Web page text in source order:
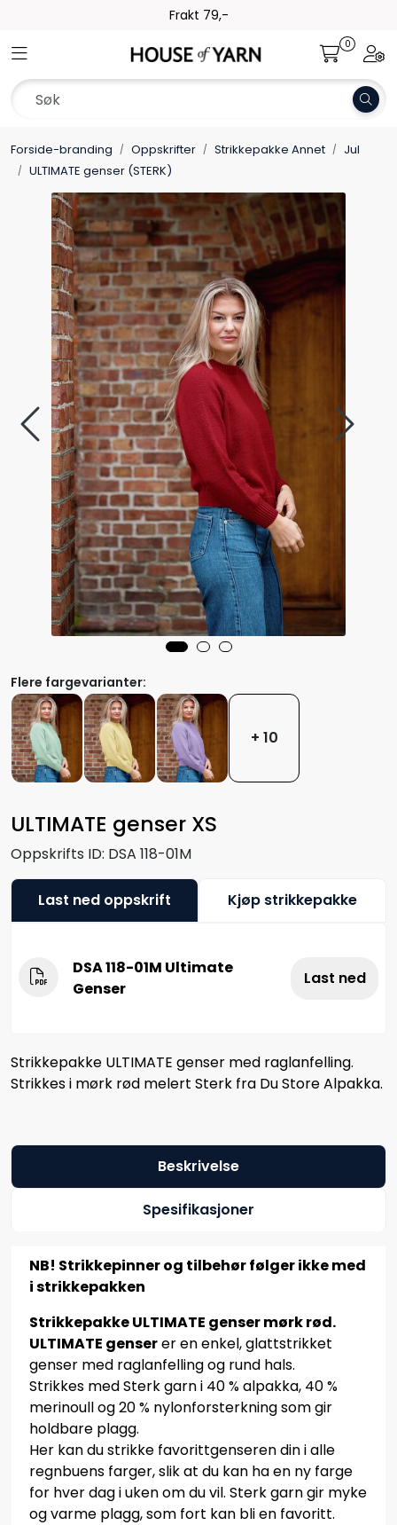
Frakt 79,-
Toggle navigation 0
Forside-branding Oppskrifter Strikkepakke Annet
Jul
ULTIMATE genser (STERK)
ULTIMATE genser XS
Oppskrifts ID: DSA 118-01M
Flere fargevarianter:
+ 10
Last ned oppskrift Kjøp strikkepakke
DSA 118-01M Ultimate
Genser
Last ned
Strikkepakke ULTIMATE genser med raglanfelling.
Strikkes i mørk rød melert Sterk fra Du Store Alpakka.
Beskrivelse
Spesifikasjoner
NB! Strikkepinner og tilbehør følger ikke med
i strikkepakken
Strikkepakke ULTIMATE genser mørk rød.
ULTIMATE genserer en enkel, glattstrikket
genser med raglanfelling og rund hals.
Strikkes med Sterk garn i 40 % alpakka, 40 %
merinoull og 20 % nylonforsterkning som gir
holdbare plagg.
Her kan du strikke favorittgenseren din i alle
regnbuens farger, slik at du kan ha en ny farge
for hver dag i uken om du vil. Sterk garn gir myke
og varme plagg, som fort kan bli en favoritt.
Kolleksjoner
Pinner og tilbehør
Gavekort
Outlet